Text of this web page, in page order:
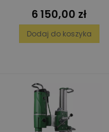
Cena
6 150,00 zł
Dodaj do koszyka